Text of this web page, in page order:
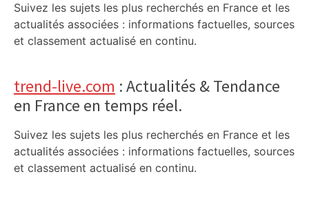
Suivez les sujets les plus recherchés en France et les
actualités associées : informations factuelles, sources
et classement actualisé en continu.
trend-live.com : Actualités & Tendance
en France en temps réel.
Suivez les sujets les plus recherchés en France et les
actualités associées : informations factuelles, sources
et classement actualisé en continu.